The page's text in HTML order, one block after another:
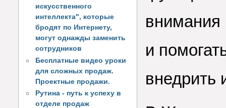
искусственного
интеллекта", которые
бродят по Интернету,
могут однажды заменить
сотрудников
Бесплатные видео уроки
для сложных продаж.
Проектные продажи.
Рутина - путь к успеху в
отделе продаж
внимания
и
внедрить